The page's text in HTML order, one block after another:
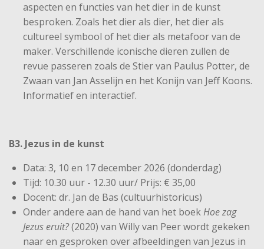
aspecten en functies van het dier in de kunst
besproken. Zoals het dier als dier, het dier als
cultureel symbool of het dier als metafoor van de
maker. Verschillende iconische dieren zullen de
revue passeren zoals de Stier van Paulus Potter, de
Zwaan van Jan Asselijn en het Konijn van Jeff Koons.
Informatief en interactief.
B3. Jezus in de kunst
Data: 3, 10 en 17 december 2026 (donderdag)
Tijd: 10.30 uur - 12.30 uur/ Prijs: € 35,00
Docent: dr. Jan de Bas (cultuurhistoricus)
Onder andere aan de hand van het boekHoe zag
Jezus eruit?(2020) van Willy van Peer wordt gekeken
naar en gesproken over afbeeldingen van Jezus in